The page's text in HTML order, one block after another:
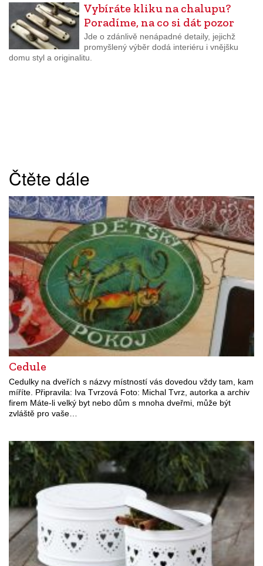
Vybíráte kliku na chalupu?
Poradíme, na co si dát pozor
Jde o zdánlivě nenápadné detaily, jejichž
promyšlený výběr dodá interiéru i vnějšku
domu styl a originalitu.
Čtěte dále
Cedule
Cedulky na dveřích s názvy místností vás dovedou vždy tam, kam
míříte. Připravila: Iva Tvrzová Foto: Michal Tvrz, autorka a archiv
firem Máte-li velký byt nebo dům s mnoha dveřmi, může být
zvláště pro vaše…